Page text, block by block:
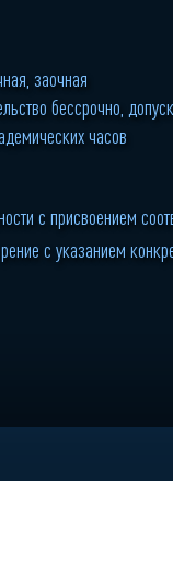
заочная
бессрочно,
часов
с присвоением
c указанием